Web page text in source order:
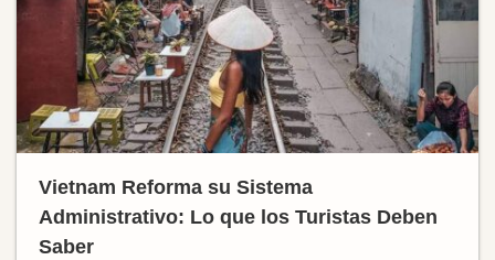
Vietnam Reforma su Sistema
Administrativo: Lo que los Turistas Deben
Saber